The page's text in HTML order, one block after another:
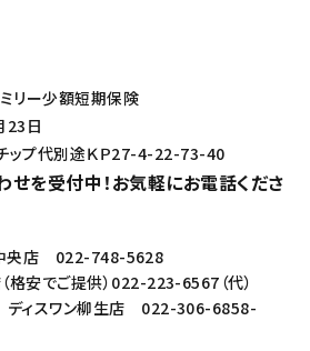
ミリー少額短期保険
23日
ップ代別途ＫＰ27-4-22-73-40
を受付中！お気軽にお電話くださ
中央店 022-748-5628
格安でご提供）022-223-6567（代）
ディスワン柳生店 022-306-6858-